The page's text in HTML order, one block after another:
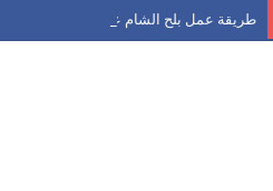
طريقة عمل بلح الشام على الطريقة السورية